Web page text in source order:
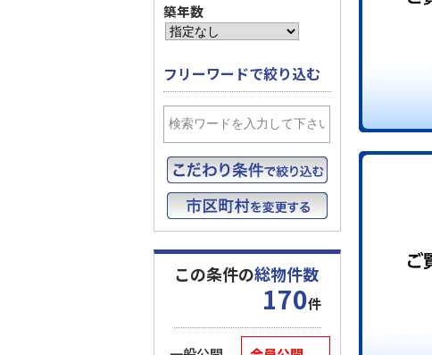
築年数
フリーワードで絞り込む
この条件の総物件数
170件